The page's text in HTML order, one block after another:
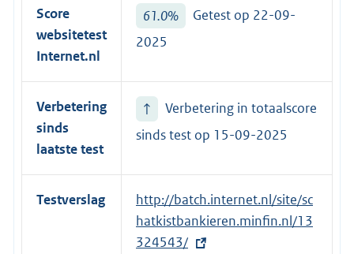
Score
websitetest
Internet.nl
61.0%
Getest op 22-09-
2025
Verbetering
sinds
laatste test
↑
Verbetering in totaalscore
sinds test op 15-09-2025
Testverslag
E
x
t
http://batch.internet.nl/site/sc
hatkistbankieren.minfin.nl/13
324543/